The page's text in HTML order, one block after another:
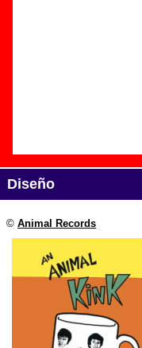
Diseño
© Animal Records